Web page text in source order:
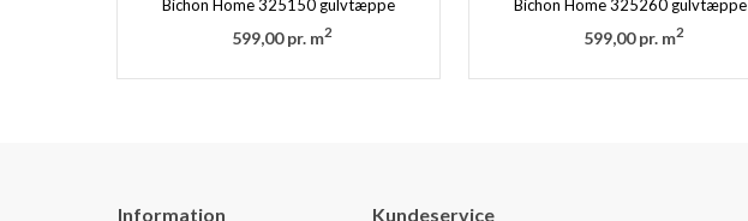
Bichon Home 325150 gulvtæppe
599,00 pr. m2
Bichon Home 325260 gulvtæppe
599,00 pr. m2
Information Kundeservice